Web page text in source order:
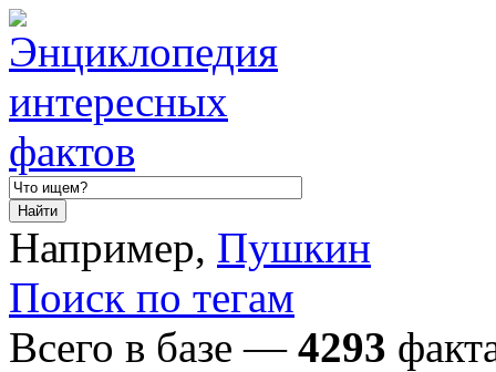
Например, Пушкин
Поиск по тегам
Всего в базе — 4293